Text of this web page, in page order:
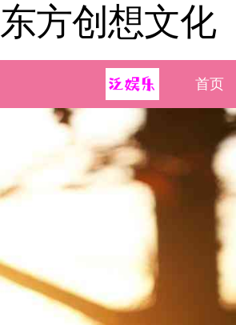
东方创想文化
首页